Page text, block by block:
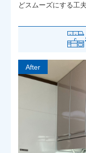
どスムーズにする工
After